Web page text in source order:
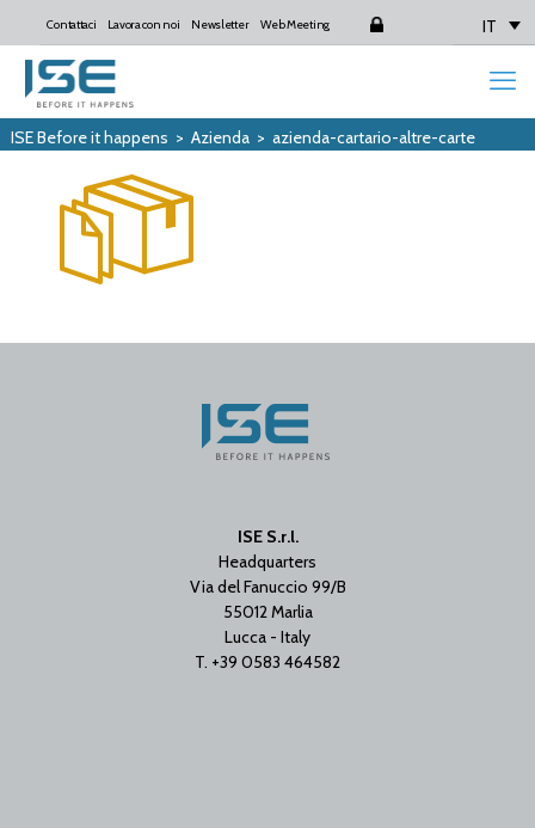
Contattaci Lavora con noi Newsletter Web Meeting IT
ISE Before it happens > Azienda> azienda-cartario-altre-carte
ISE S.r.l.
Headquarters
Via del Fanuccio 99/B
55012 Marlia
Lucca - Italy
T. +39 0583 464582